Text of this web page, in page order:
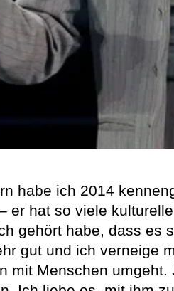
habe ich 2014
er hat so viele
gehört habe, dass
gut und ich verneige
mit Menschen